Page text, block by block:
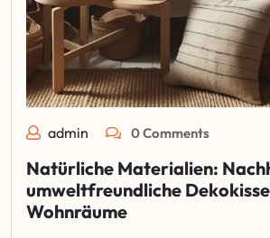
admin 0 Comments
Natürliche Materialien:
umweltfreundliche
Wohnräume